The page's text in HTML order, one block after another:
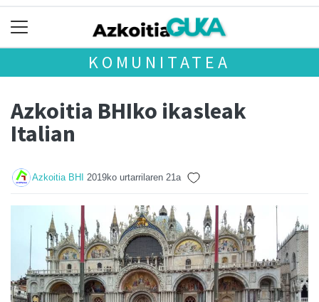
KOMUNITATEA
Azkoitia BHIko ikasleak
Italian
Azkoitia BHI 2019ko urtarrilaren 21a